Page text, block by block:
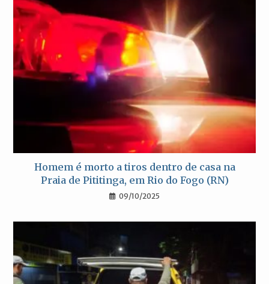
Homem é morto a tiros dentro de casa na
Praia de Pititinga, em Rio do Fogo (RN)
09/10/2025